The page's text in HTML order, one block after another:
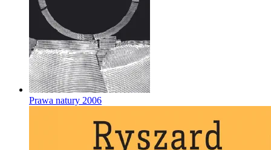
Prawa natury 2006